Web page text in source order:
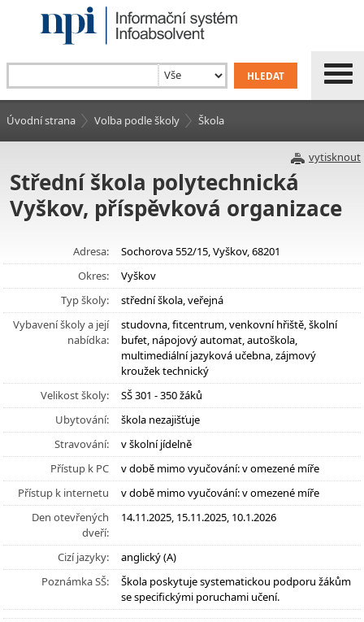
Úvodní strana Volba podle školy Škola
vytisknout
Střední škola polytechnická
Vyškov, příspěvková organizace
Adresa:
Sochorova 552/15, Vyškov, 68201
Okres:
Vyškov
Typ školy:
střední škola, veřejná
Vybavení školy a její
nabídka:
studovna, fitcentrum, venkovní hřiště, školní
bufet, nápojový automat, autoškola,
multimediální jazyková učebna, zájmový
kroužek technický
Velikost školy:
SŠ 301 - 350 žáků
Ubytování:
škola nezajišťuje
Stravování:
v školní jídelně
Přístup k PC
v době mimo vyučování: v omezené míře
Přístup k internetu
v době mimo vyučování: v omezené míře
Den otevřených
dveří:
14.11.2025, 15.11.2025, 10.1.2026
Cizí jazyky:
anglický (A)
Poznámka SŠ:
Škola poskytuje systematickou podporu žákům
se specifickými poruchami učení.